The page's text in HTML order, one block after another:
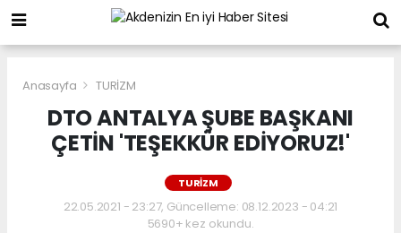
Anasayfa TURİZM
DTO ANTALYA ŞUBE BAŞKANI
ÇETİN 'TEŞEKKÜR EDİYORUZ!'
TURİZM
22.05.2021 - 23:27, Güncelleme: 08.12.2023 - 04:21
5690+ kez okundu.